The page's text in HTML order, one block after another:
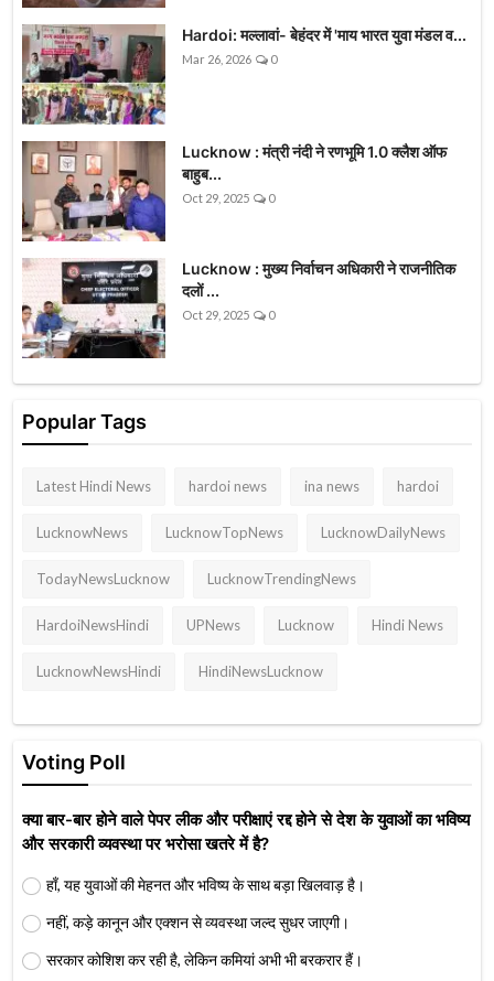
Hardoi: मल्लावां- बेहंदर में 'माय भारत युवा मंडल व...
Mar 26, 2026 0
Lucknow : मंत्री नंदी ने रणभूमि 1.0 क्लैश ऑफ
बाहुब...
Oct 29, 2025 0
Lucknow : मुख्य निर्वाचन अधिकारी ने राजनीतिक
दलों ...
Oct 29, 2025 0
Popular Tags
Latest Hindi News hardoi news ina news hardoi
LucknowNews LucknowTopNews LucknowDailyNews
TodayNewsLucknow LucknowTrendingNews
HardoiNewsHindi UPNews Lucknow Hindi News
LucknowNewsHindi HindiNewsLucknow
Voting Poll
क्या बार-बार होने वाले पेपर लीक और परीक्षाएं रद्द होने से देश के युवाओं का भविष्य
और सरकारी व्यवस्था पर भरोसा खतरे में है?
हाँ, यह युवाओं की मेहनत और भविष्य के साथ बड़ा खिलवाड़ है।
नहीं, कड़े कानून और एक्शन से व्यवस्था जल्द सुधर जाएगी।
सरकार कोशिश कर रही है, लेकिन कमियां अभी भी बरकरार हैं।